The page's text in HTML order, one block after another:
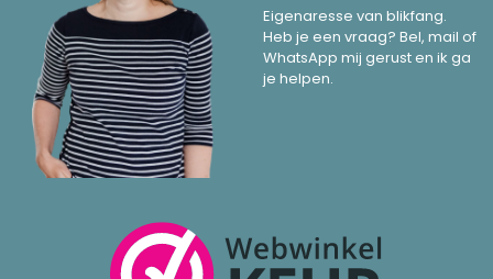
Eigenaresse van blikfang.
Heb je een vraag? Bel, mail of
WhatsApp mij gerust en ik ga
je helpen.